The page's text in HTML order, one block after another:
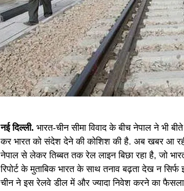
नई दिल्ली. भारत-चीन सीमा विवाद के बीच नेपाल ने भी
कर भारत को संदेश देने की कोशिश की है. अब खबर आ
नेपाल से लेकर तिब्बत तक रेल लाइन बिछा रहा है, जो
रिपोर्ट के मुताबिक भारत के साथ तनाव बढ़ता देख न
चीन ने इस रेलवे डील में और ज्यादा निवेश करने का फैसला